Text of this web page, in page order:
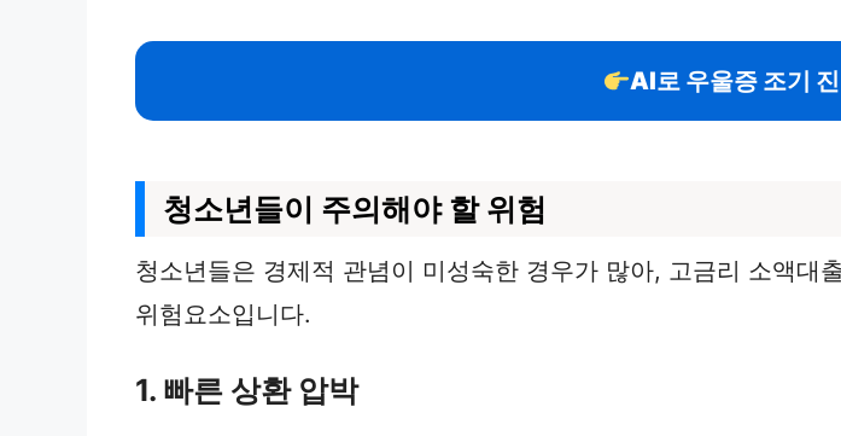
AI로 우울증 조기
청소년들이 주의해야 할 위험
청소년들은 경제적 관념이 미성숙한 경우가 많아, 고금리 소액대
위험요소입니다.
1. 빠른 상환 압박